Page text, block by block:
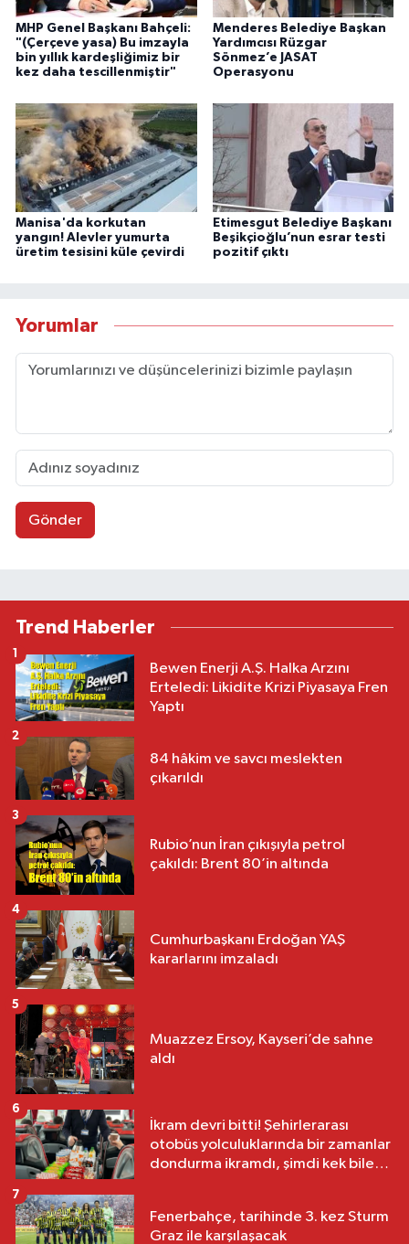
MHP Genel Başkanı Bahçeli:
"(Çerçeve yasa) Bu imzayla
bin yıllık kardeşliğimiz bir
kez daha tescillenmiştir"
Menderes Belediye Başkan
Yardımcısı Rüzgar
Sönmez’e JASAT
Operasyonu
Manisa'da korkutan
yangın! Alevler yumurta
üretim tesisini küle çevirdi
Etimesgut Belediye Başkanı
Beşikçioğlu’nun esrar testi
pozitif çıktı
Yorumlar
Gönder
Trend Haberler
Bewen Enerji A.Ş. Halka Arzını
Erteledi: Likidite Krizi Piyasaya Fren
Yaptı
1
84 hâkim ve savcı meslekten
çıkarıldı
2
Rubio’nun İran çıkışıyla petrol
çakıldı: Brent 80’in altında
3
Cumhurbaşkanı Erdoğan YAŞ
kararlarını imzaladı
4
Muazzez Ersoy, Kayseri’de sahne
aldı
5
İkram devri bitti! Şehirlerarası
otobüs yolculuklarında bir zamanlar
dondurma ikramdı, şimdi kek bile
6
Fenerbahçe, tarihinde 3. kez Sturm
Graz ile karşılaşacak
7